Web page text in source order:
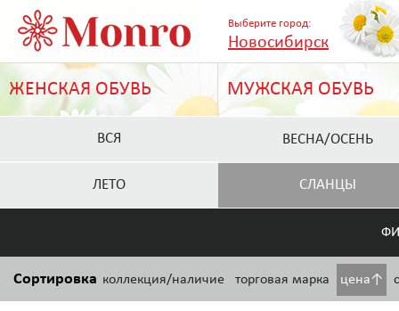
Выберите город:
Новосибирск
ЖЕНСКАЯ ОБУВЬ МУЖСКАЯ ОБУВЬ
ВСЯ ВЕСНА/ОСЕНЬ
ЛЕТО СЛАНЦЫ
Сортировка коллекция/наличие торговая марка цена↑